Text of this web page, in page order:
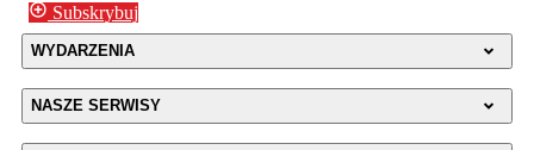
Subskrybuj
WYDARZENIA
NASZE SERWISY